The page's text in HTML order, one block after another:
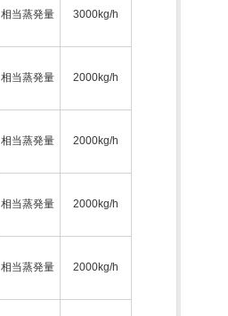
相当蒸発量 3000kg/h
相当蒸発量 2000kg/h
相当蒸発量 2000kg/h
相当蒸発量 2000kg/h
相当蒸発量 2000kg/h